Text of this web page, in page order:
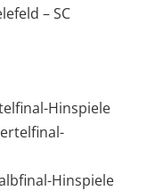
– SC
Hinspiele
Hinspiele